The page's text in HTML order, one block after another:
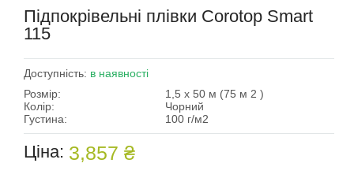
Підпокрівельні плівки Corotop Smart
115
Доступність: в наявності
Розмір:
1,5 х 50 м (75 м 2 )
Колір:
Чорний
Густина:
100 г/м2
Ціна: 3,857 ₴